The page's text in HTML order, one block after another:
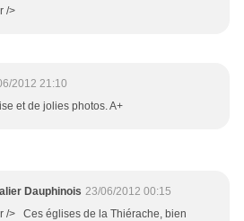
/>
2012 21:10
et de jolies photos. A+
Dauphinois 23/06/2012 00:15
/> Ces églises de la Thiérache, bien